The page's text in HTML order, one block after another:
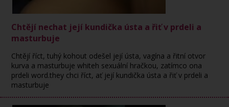
Chtějí nechat její kundička ústa a řiť v prdeli a
masturbuje
Chtějí říct, tuhý kohout odešel její ústa, vagína a řitní otvor
kurva a masturbuje whiteh sexuální hračkou, zatímco ona
prdeli word.they chci říct, ať její kundička ústa a řiť v prdeli a
masturbuje